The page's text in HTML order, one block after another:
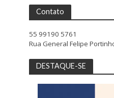
Contato
55 99190 5761
Rua General Felipe
DESTAQUE-SE